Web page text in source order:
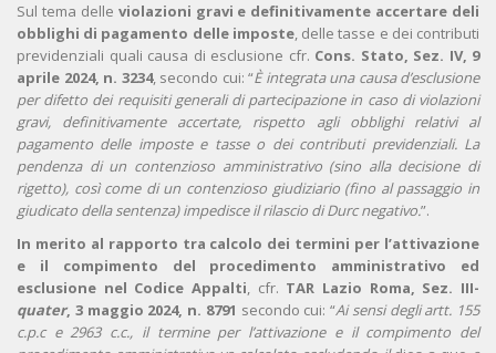
Sul tema delle violazioni gravi e definitivamente accertare deli
obblighi di pagamento delle imposte, delle tasse e dei contributi
previdenziali quali causa di esclusione cfr. Cons. Stato, Sez. IV, 9
aprile 2024, n. 3234, secondo cui: “È integrata una causa d’esclusione
per difetto dei requisiti generali di partecipazione in caso di violazioni
gravi, definitivamente accertate, rispetto agli obblighi relativi al
pagamento delle imposte e tasse o dei contributi previdenziali. La
pendenza di un contenzioso amministrativo (sino alla decisione di
rigetto), così come di un contenzioso giudiziario (fino al passaggio in
giudicato della sentenza) impedisce il rilascio di Durc negativo.”.
In merito al rapporto tra calcolo dei termini per l’attivazione
e il compimento del procedimento amministrativo ed
esclusione nel Codice Appalti, cfr. TAR Lazio Roma, Sez. III-
quater, 3 maggio 2024, n. 8791 secondo cui: “Ai sensi degli artt. 155
c.p.c e 2963 c.c., il termine per l’attivazione e il compimento del